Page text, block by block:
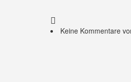
Keine Kommentare